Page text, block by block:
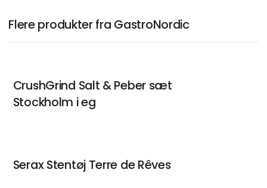
Flere produkter fra GastroNordic
CrushGrind Salt & Peber sæt
Stockholm i eg
Serax Stentøj Terre de Rêves